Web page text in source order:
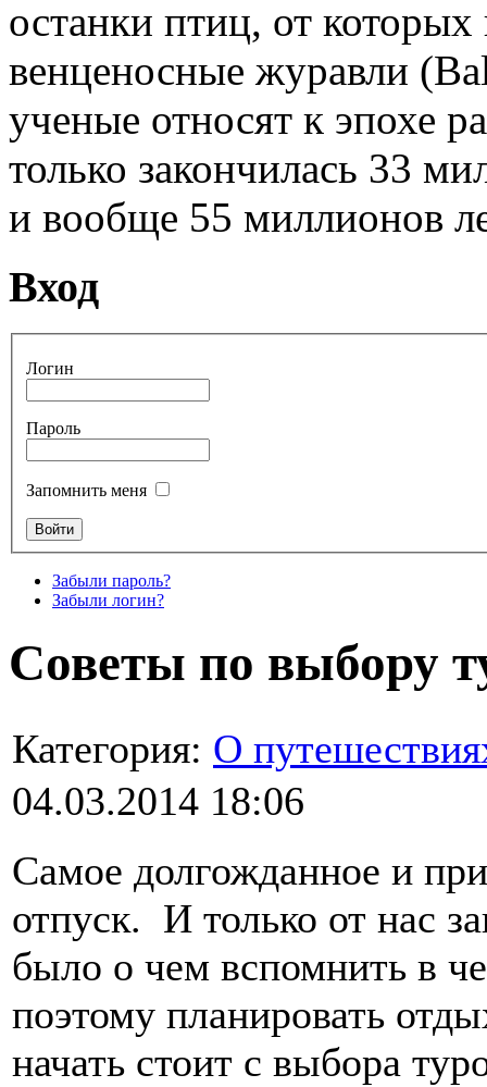
останки птиц, от
венценосные журавли
ученые относят к эпохе
только закончилась 33
и вообще 55 миллионов
Вход
Логин
Пароль
Запомнить меня
Забыли пароль?
Забыли логин?
Советы по выбору
Категория: О
04.03.2014 18:06
Самое долгожданное и
отпуск. И только от нас
было о чем вспомнить в
поэтому планировать
начать стоит с выбора